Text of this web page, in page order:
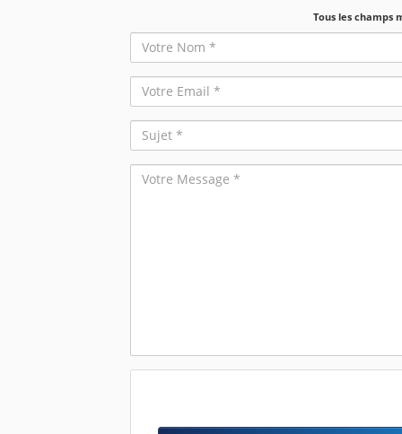
Tous les champs